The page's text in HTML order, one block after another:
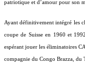
patriotique et d’amour pour son
Ayant définitivement intégré les
coupe de Suisse en 1960 et
espérant jouer les éliminatoires
compagnie du Congo Brazza, du